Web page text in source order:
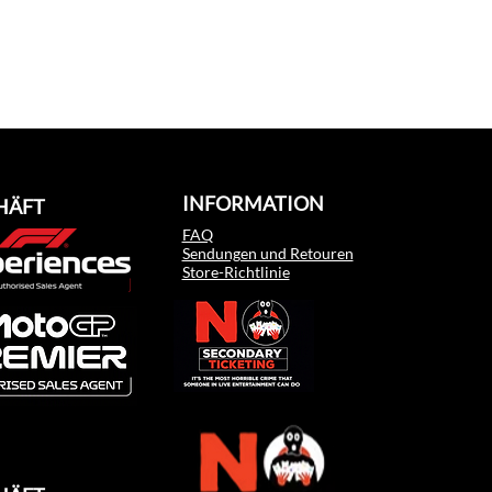
INFORMATION
FAQ
Sendungen und Retouren
Store-Richtlinie